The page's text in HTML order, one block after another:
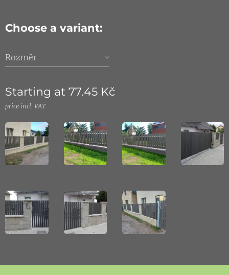
Choose a variant:
Rozměr
Starting at 77.45 Kč
price incl. VAT